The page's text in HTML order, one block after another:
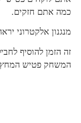
כמה אתם חזקים.
מנגנון אלקטרוני
זה הזמן להוסיף
המשחק פטיש המחץ